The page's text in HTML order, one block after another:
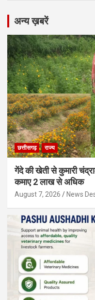
अन्य ख़बरें
छत्तीसगढ़ राज्य
गेंदे की खेती से कुमारी
कमाए 2 लाख से अधिक
August 7, 2026 News